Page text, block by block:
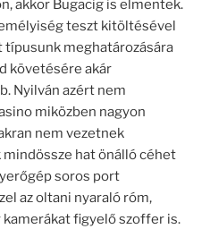
akkor Bugacig is elmentek.
teszt kitöltésével
típusunk meghatározására
követésére akár
Nyilván azért nem
miközben nagyon
nem vezetnek
hat önálló céhet
soros port
az oltani nyaraló róm,
figyelő szoffer is.